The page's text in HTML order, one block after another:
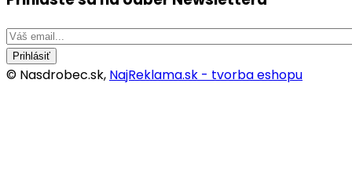
Prihlásiť
© Nasdrobec.sk, NajReklama.sk - tvorba eshopu